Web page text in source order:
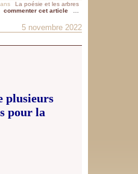
La poésie et les arbres
commenter cet article
5 novembre 2022
plusieurs
pour la